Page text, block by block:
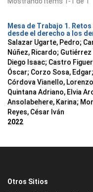
Mesa de Trabajo 1.
desde el derecho a los
Salazar Ugarte, Pedro;
Núñez, Ricardo; Gutiérrez
Diego Isaac; Castro
Óscar; Corzo Sosa, Edgar;
Córdova Vianello, Lorenzo
Quintana Adriano, Elvia
Ansolabehere, Karina;
Reyes, César Iván
2022
Otros Sitios